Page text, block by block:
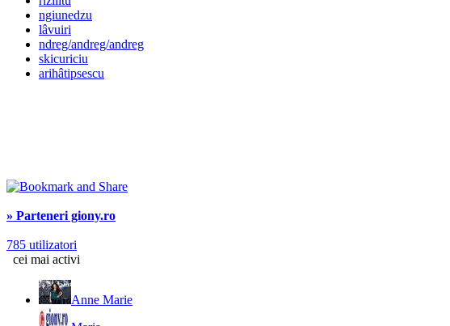
ngiunedzu
lâvuiri
ndreg/andreg/andreg
skicuriciu
arihâtipsescu
» Parteneri giony.ro
785 utilizatori
cei mai activi
Anne Marie